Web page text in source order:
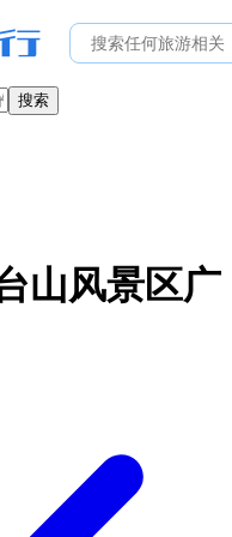
搜索
山风景区广